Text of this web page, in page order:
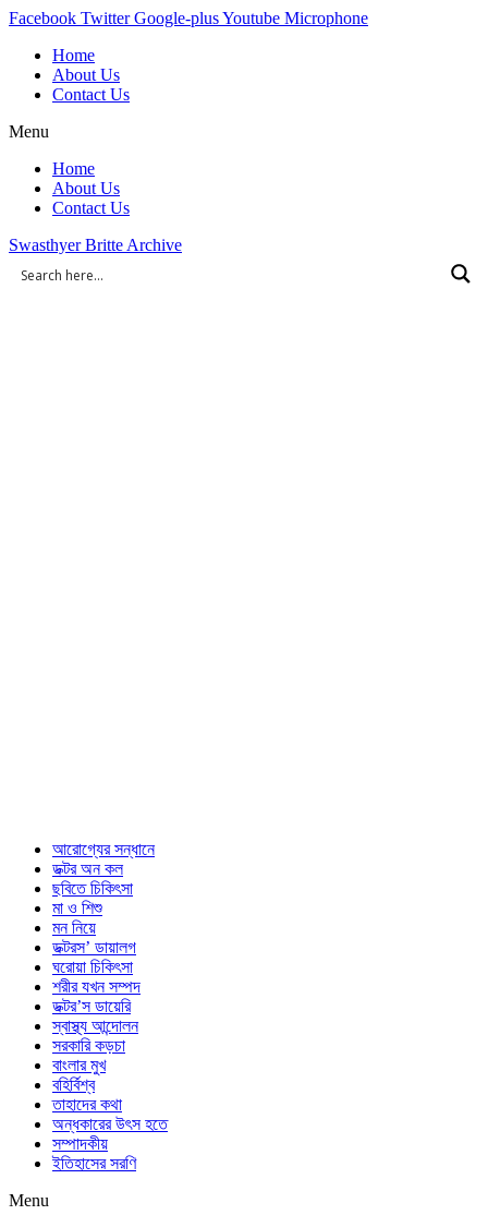
Skip
content
Facebook Twitter Google-plusYoutube Microphone
Home
About Us
Contact Us
Menu
Home
About Us
Contact Us
Swasthyer Britte Archive
আরোগ্যের সন্ধানে
ডক্টর অন কল
ছবিতে চিকিৎসা
মা ও শিশু
মন নিয়ে
ডক্টরস’ ডায়ালগ
ঘরোয়া চিকিৎসা
শরীর যখন সম্পদ
ডক্টর’স ডায়েরি
স্বাস্থ্য আন্দোলন
সরকারি কড়চা
বাংলার মুখ
বহির্বিশ্ব
তাহাদের কথা
অন্ধকারের উৎস হতে
সম্পাদকীয়
ইতিহাসের সরণি
Menu